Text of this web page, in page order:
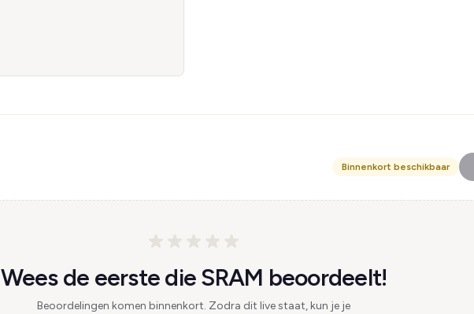
Binnenkort beschikbaar
Wees de eerste die SRAM beoordeelt!
Beoordelingen komen binnenkort. Zodra dit live staat, kun je je